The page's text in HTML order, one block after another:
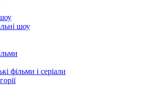
шоу
фільми і серіали